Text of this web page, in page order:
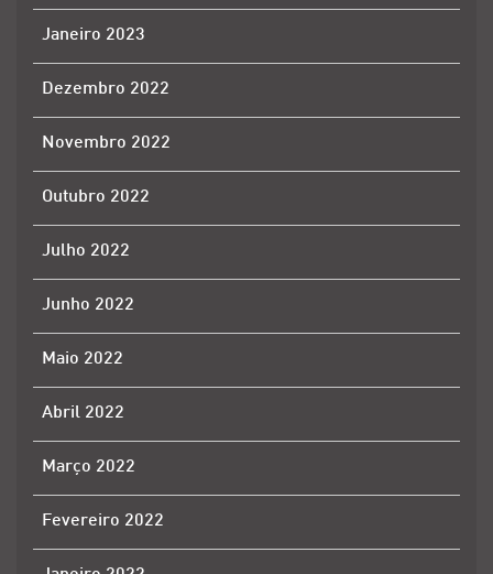
Janeiro 2023
Dezembro 2022
Novembro 2022
Outubro 2022
Julho 2022
Junho 2022
Maio 2022
Abril 2022
Março 2022
Fevereiro 2022